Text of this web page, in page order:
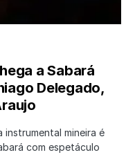
a Sabará
Delegado,
instrumental mineira é
com espetáculo